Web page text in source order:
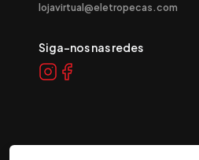
lojavirtual@eletropecas.com
Siga-nos nas redes